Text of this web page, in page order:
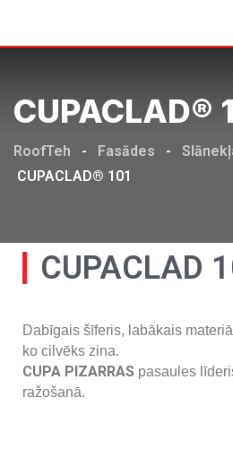
CUPACLAD®
RoofTeh - Fasādes -
CUPACLAD® 101
CUPACLAD
Dabīgais šīferis, labākais
ko cilvēks zina.
CUPA PIZARRAS pasaules
ražošanā.